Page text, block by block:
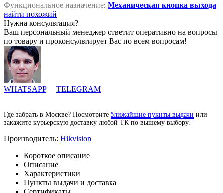
Функциональное назначение: Механическая кнопка выхода
найти похожий
Нужна консультация?
Ваш персональный менеджер ответит оперативно на вопросы
по товару и проконсультирует Вас по всем вопросам!
WHATSAPP TELEGRAM
Где забрать в Москве? Посмотрите ближайшие пукнты выдачи или
закажите курьерскую доставку любой ТК по вышему выбору.
Производитель: Hikvision
Короткое описание
Описание
Характеристики
Пункты выдачи и доставка